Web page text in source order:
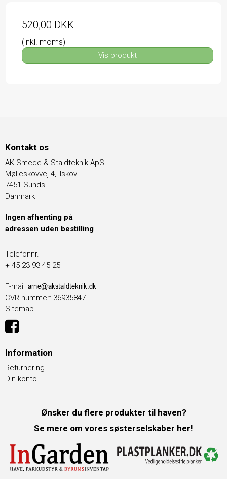
520,00 DKK
(inkl. moms)
Vis produkt
Kontakt os
AK Smede & Staldteknik ApS
Mølleskovvej 4, Ilskov
7451 Sunds
Danmark
Ingen afhenting på
adressen uden bestilling
Telefonnr.
+ 45 23 93 45 25
E-mail
CVR-nummer: 36935847
Sitemap
Information
Returnering
Din konto
Ønsker du flere produkter til haven?
Se mere om vores søsterselskaber her!